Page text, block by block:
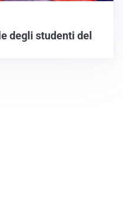
degli studenti del